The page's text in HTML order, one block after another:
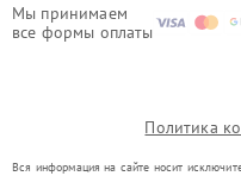
Мы принимаем
все формы оплаты
Политика
Вся информация на сайте носит